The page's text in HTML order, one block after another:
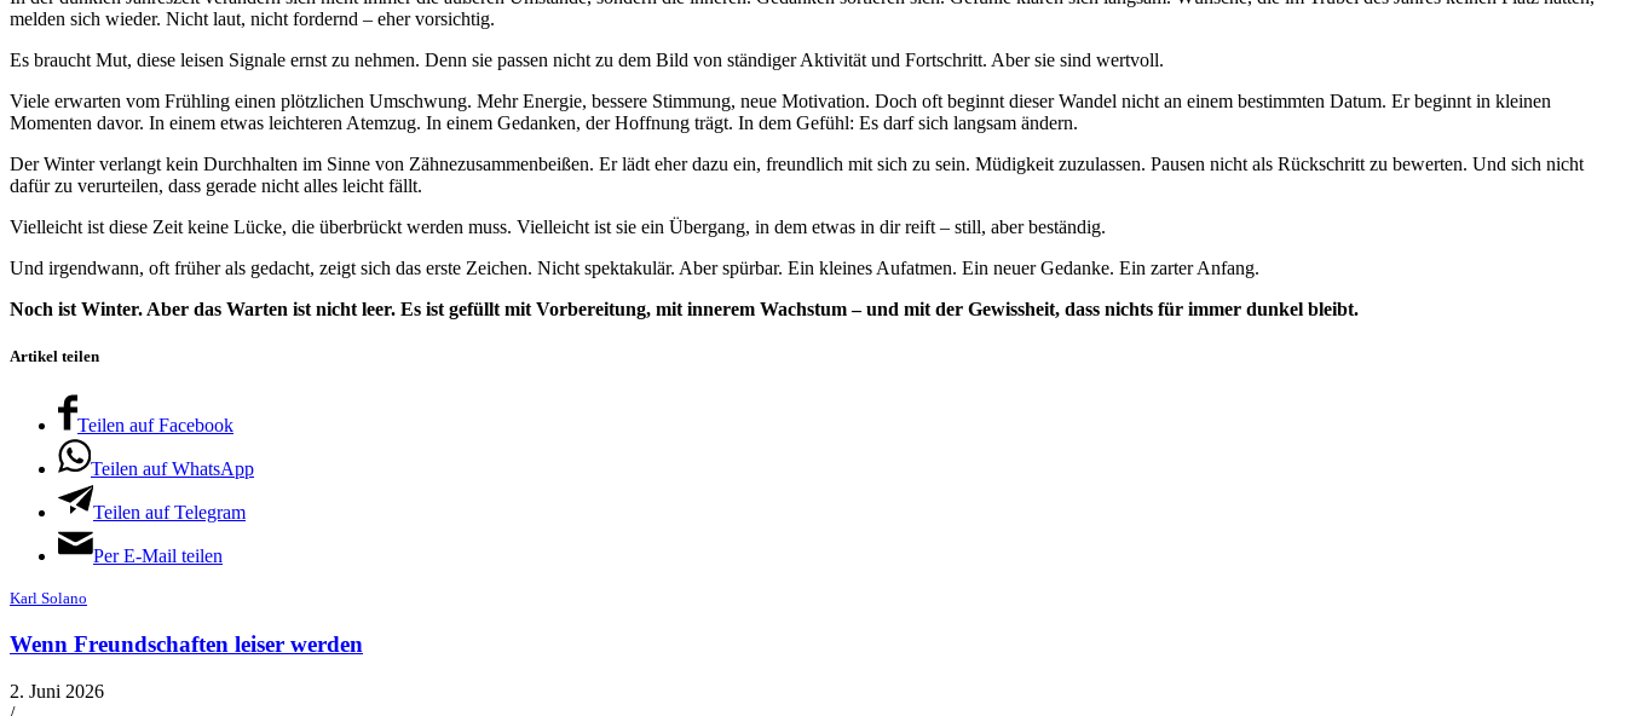
melden sich wieder. Nicht laut, nicht fordernd – eher vorsichtig.
Es braucht Mut, diese leisen Signale ernst zu nehmen. Denn sie passen nicht zu dem Bild von ständiger Aktivität und Fortschritt. Aber sie sind wertvoll.
Viele erwarten vom Frühling einen plötzlichen Umschwung. Mehr Energie, bessere Stimmung, neue Motivation. Doch oft beginnt dieser Wandel nicht an einem bestimmten Datum. Er beginnt in kleinen
Momenten davor. In einem etwas leichteren Atemzug. In einem Gedanken, der Hoffnung trägt. In dem Gefühl: Es darf sich langsam ändern.
Der Winter verlangt kein Durchhalten im Sinne von Zähnezusammenbeißen. Er lädt eher dazu ein, freundlich mit sich zu sein. Müdigkeit zuzulassen. Pausen nicht als Rückschritt zu bewerten. Und sich nicht
dafür zu verurteilen, dass gerade nicht alles leicht fällt.
Vielleicht ist diese Zeit keine Lücke, die überbrückt werden muss. Vielleicht ist sie ein Übergang, in dem etwas in dir reift – still, aber beständig.
Und irgendwann, oft früher als gedacht, zeigt sich das erste Zeichen. Nicht spektakulär. Aber spürbar. Ein kleines Aufatmen. Ein neuer Gedanke. Ein zarter Anfang.
Noch ist Winter. Aber das Warten ist nicht leer. Es ist gefüllt mit Vorbereitung, mit innerem Wachstum – und mit der Gewissheit, dass nichts für immer dunkel bleibt.
Artikel teilen
Teilen auf Facebook
Teilen auf WhatsApp
Teilen auf Telegram
Per E-Mail teilen
Karl Solano
Wenn Freundschaften leiser werden
2. Juni 2026